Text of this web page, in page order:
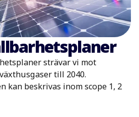
strävar vi mot
till 2040.
kan beskrivas inom scope 1, 2